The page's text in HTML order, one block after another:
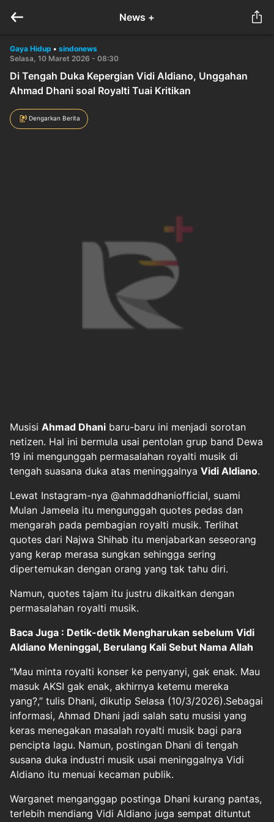
News +
Gaya Hidup • sindonews
Selasa, 10 Maret 2026 - 08:30
Di Tengah Duka Kepergian Vidi Aldiano, Unggahan
Ahmad Dhani soal Royalti Tuai Kritikan
Dengarkan Berita
Musisi Ahmad Dhani baru-baru ini menjadi sorotan
netizen. Hal ini bermula usai pentolan grup band Dewa
19 ini mengunggah permasalahan royalti musik di
tengah suasana duka atas meninggalnya Vidi Aldiano.
Lewat Instagram-nya @ahmaddhaniofficial, suami
Mulan Jameela itu mengunggah quotes pedas dan
mengarah pada pembagian royalti musik. Terlihat
quotes dari Najwa Shihab itu menjabarkan seseorang
yang kerap merasa sungkan sehingga sering
dipertemukan dengan orang yang tak tahu diri.
Namun, quotes tajam itu justru dikaitkan dengan
permasalahan royalti musik.
Baca Juga : Detik-detik Mengharukan sebelum Vidi
Aldiano Meninggal, Berulang Kali Sebut Nama Allah
“Mau minta royalti konser ke penyanyi, gak enak. Mau
masuk AKSI gak enak, akhirnya ketemu mereka
yang?,” tulis Dhani, dikutip Selasa (10/3/2026).Sebagai
informasi, Ahmad Dhani jadi salah satu musisi yang
keras menegakan masalah royalti musik bagi para
pencipta lagu. Namun, postingan Dhani di tengah
susana duka industri musik usai meninggalnya Vidi
Aldiano itu menuai kecaman publik.
Warganet menganggap postinga Dhani kurang pantas,
terlebih mendiang Vidi Aldiano juga sempat dituntut